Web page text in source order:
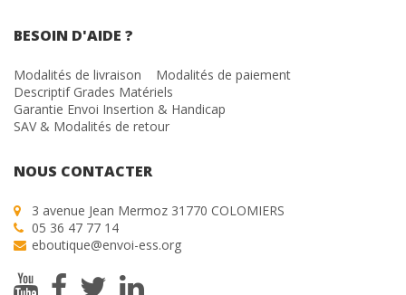
BESOIN D'AIDE ?
Modalités de livraison
Modalités de paiement
Descriptif Grades Matériels
Garantie Envoi Insertion & Handicap
SAV & Modalités de retour
NOUS CONTACTER
3 avenue Jean Mermoz 31770 COLOMIERS
05 36 47 77 14
eboutique@envoi-ess.org